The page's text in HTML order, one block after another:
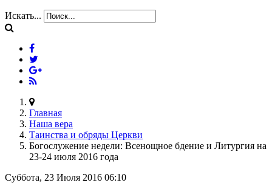
Искать...
Главная
Наша вера
Таинства и обряды Церкви
Богослужение недели: Всенощное бдение и Литургия на
23-24 июля 2016 года
Суббота, 23 Июля 2016 06:10